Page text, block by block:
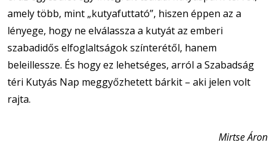
amely több, mint „kutyafuttató”, hiszen éppen az a
lényege, hogy ne elválassza a kutyát az emberi
szabadidős elfoglaltságok színterétől, hanem
beleillessze. És hogy ez lehetséges, arról a Szabadság
téri Kutyás Nap meggyőzhetett bárkit – aki jelen volt
rajta.
Mirtse Áron